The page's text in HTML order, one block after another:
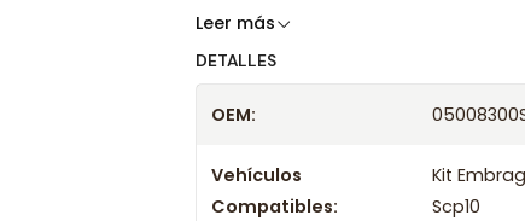
Somos especialistas en
confirmación.
Leer más
DETALLES
OEM:
Vehículos
Compatibles:
Kit
Scp10